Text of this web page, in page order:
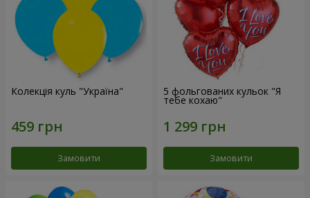
Колекція куль "Україна"
Замовити
5 фольгованих кульок "Я
тебе кохаю"
Замовити